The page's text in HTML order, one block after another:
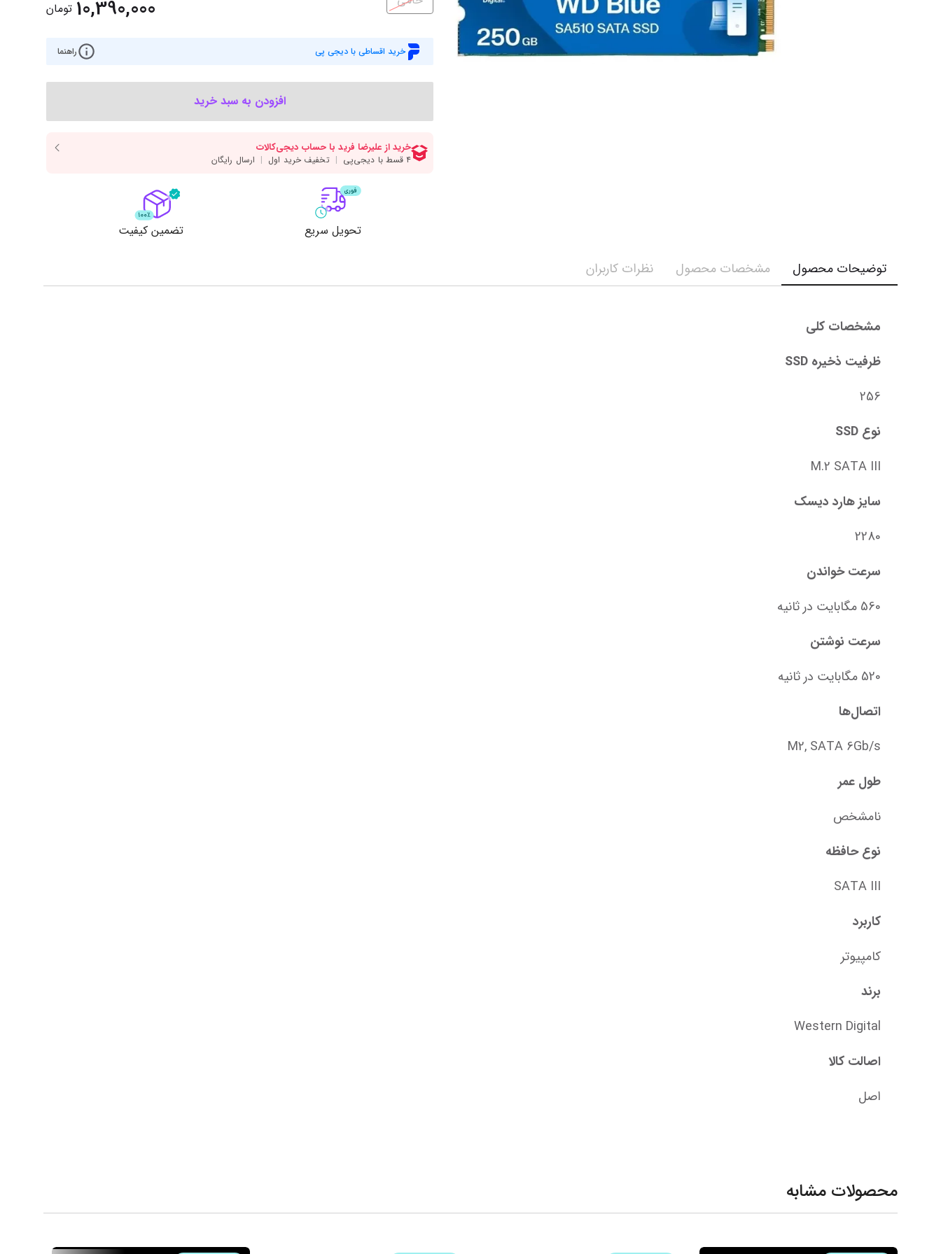
اکسسوری
پاوربانک
کابل‌ها
منبع تغذیه (پاور)
سی‌پی‌یو
مادربرد
10,390,000 تومان
خرید اقساطی با دیجی پی راهنما
افزودن به سبد خرید
تحویل سریع تضمین کیفیت
توضیحات محصول مشخصات محصول نظرات کاربران
مشخصات کلی
ظرفیت ذخیره SSD
256
نوع SSD
M.2 SATA III
سایز هارد دیسک
2280
سرعت خواندن
560 مگابایت در ثانیه
سرعت نوشتن
520 مگابایت در ثانیه
اتصال‌ها
M2, SATA 6Gb/s
طول عمر
نامشخص
نوع حافظه
SATA III
کاربرد
کامپیوتر
برند
Western Digital
اصالت کالا
اصل
محصولات مشابه